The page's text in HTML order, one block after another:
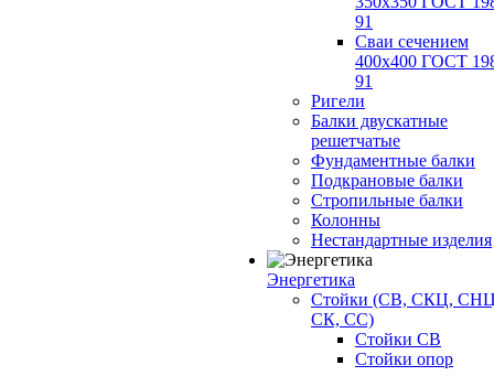
91
Сваи сечением
400х400 ГОСТ
91
Ригели
Балки двускатные
решетчатые
Фундаментные балки
Подкрановые балки
Стропильные балки
Колонны
Нестандартные изделия
Энергетика
Стойки (СВ, СКЦ,
СК, СС)
Стойки СВ
Стойки опор